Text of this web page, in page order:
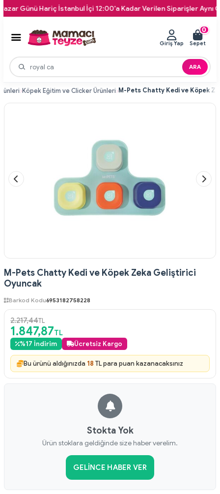
Günü Hariç İstanbul İçi 12:00'a Kadar Verilen Siparişler Aynı Gün
ARA
Giriş Yap
0
Sepet
Köpek Eğitim ve Clicker Ürünleri
M-Pets Chatty Kedi ve Köpek Zeka Geliştirici
Oyuncak
Barkod Kodu6953182758228
2.217,44TL
1.847,87TL
%17 İndirim Ücretsiz Kargo
Bu ürünü aldığınızda 18 TL para puan kazanacaksınız
Stokta Yok
Ürün stoklara geldiğinde size haber verelim.
GELINCE HABER VER